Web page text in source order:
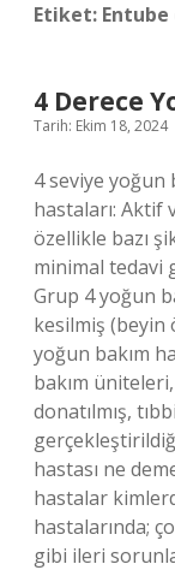
Etiket:
4 Derece
Tarih: Ekim 18, 2024
4 seviye yoğun
hastaları: Aktif
özellikle bazı
minimal tedavi
Grup 4 yoğun
kesilmiş (beyin
yoğun bakım
bakım
donatılmış,
hastası ne
hastalar
hastalarında;
gibi ileri